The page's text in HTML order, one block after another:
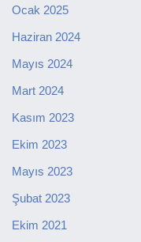
Ocak 2025
Haziran 2024
Mayıs 2024
Mart 2024
Kasım 2023
Ekim 2023
Mayıs 2023
Şubat 2023
Ekim 2021